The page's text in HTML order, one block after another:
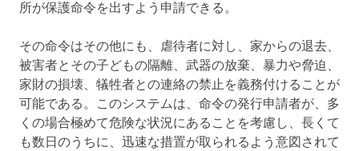
所が保護命令を出すよう申請できる。
その命令はその他にも、虐待者に対し、家からの退去、
被害者とその子どもの隔離、武器の放棄、暴力や脅迫、
家財の損壊、犠牲者との連絡の禁止を義務付けることが
可能である。このシステムは、命令の発行申請者が、多
くの場合極めて危険な状況にあることを考慮し、長くて
も数日のうちに、迅速な措置が取られるよう意図されて